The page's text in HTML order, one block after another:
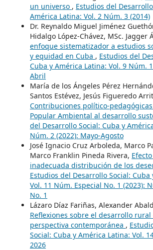
un universo , Estudios del
América Latina: Vol. 2 Núm. 3 (2014)
Dr. Reynaldo Miguel Jiménez
Hidalgo López-Chávez, MSc. Jagger
enfoque sistematizador a estudios
y equidad en Cuba , Estudios del
Cuba y América Latina: Vol. 9 Núm.
Abril
María de los Ángeles Pérez
Santos Estévez, Jesús Figueredo
Contribuciones político-
Popular Ambiental al desarrollo
del Desarrollo Social: Cuba y
Núm. 2 (2022): Mayo-Agosto
José Ignacio Cruz Arboleda, Marco
Marco Franklin Pineda Rivera,
inadecuada distribución de los
Estudios del Desarrollo Social: Cuba
Vol. 11 Núm. Especial No. 1 (2023):
No. 1
Lázaro Díaz Fariñas, Alexander
Reflexiones sobre el desarrollo
perspectiva contemporánea ,
Social: Cuba y América Latina: Vol.
2026